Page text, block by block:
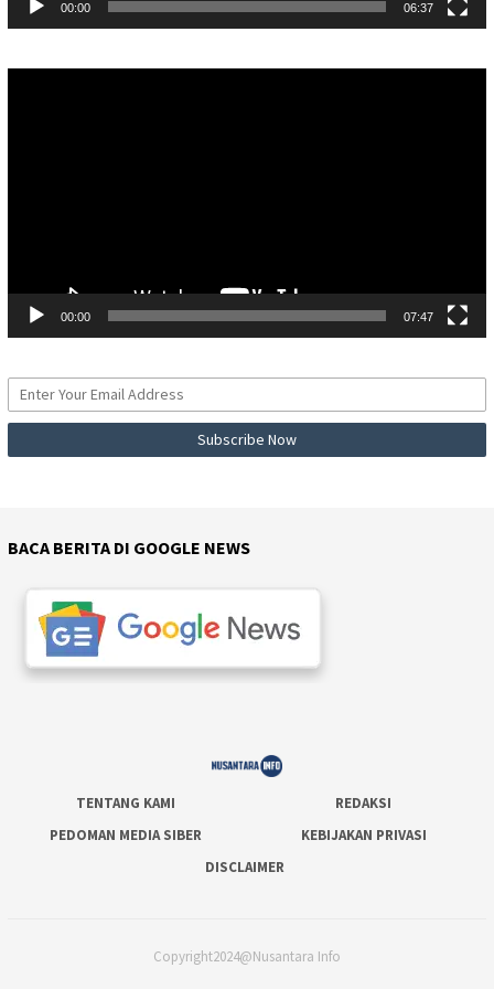
00:00 06:37
00:00 07:47
BACA BERITA DI GOOGLE NEWS
TENTANG KAMI
REDAKSI
PEDOMAN MEDIA SIBER
KEBIJAKAN PRIVASI
DISCLAIMER
Copyright2024@Nusantara Info